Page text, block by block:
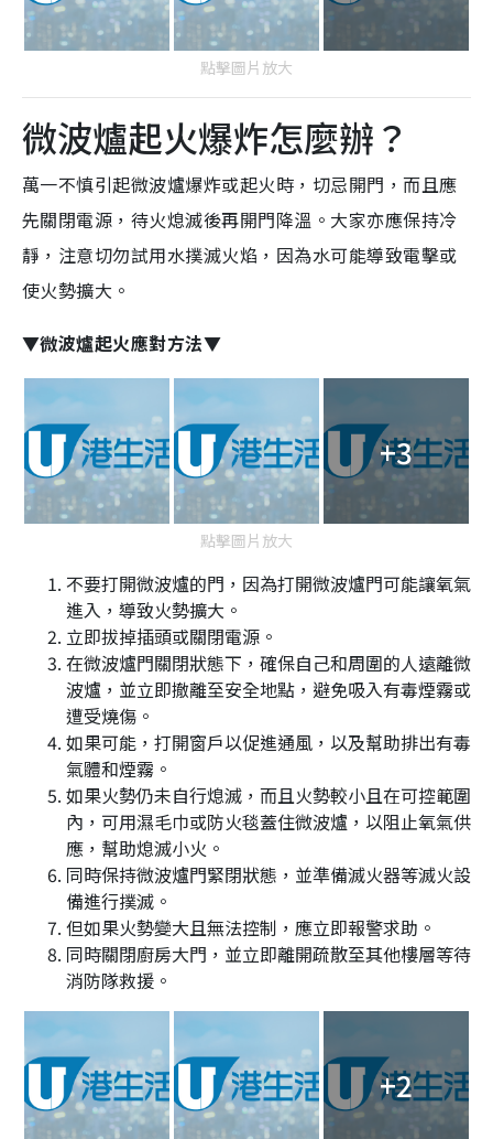
點擊圖片放大
微波爐起火爆炸怎麼辦？
萬一不慎引起微波爐爆炸或起火時，切忌開門，而且應
先關閉電源，待火熄滅後再開門降溫。大家亦應保持冷
靜，注意切勿試用水撲滅火焰，因為水可能導致電擊或
使火勢擴大。
▼微波爐起火應對方法▼
+3
點擊圖片放大
不要打開微波爐的門，因為打開微波爐門可能讓氧氣
進入，導致火勢擴大。
立即拔掉插頭或關閉電源。
在微波爐門關閉狀態下，確保自己和周圍的人遠離微
波爐，並立即撤離至安全地點，避免吸入有毒煙霧或
遭受燒傷。
如果可能，打開窗戶以促進通風，以及幫助排出有毒
氣體和煙霧。
如果火勢仍未自行熄滅，而且火勢較小且在可控範圍
內，可用濕毛巾或防火毯蓋住微波爐，以阻止氧氣供
應，幫助熄滅小火。
同時保持微波爐門緊閉狀態，並準備滅火器等滅火設
備進行撲滅。
但如果火勢變大且無法控制，應立即報警求助。
同時關閉廚房大門，並立即離開疏散至其他樓層等待
消防隊救援。
+2